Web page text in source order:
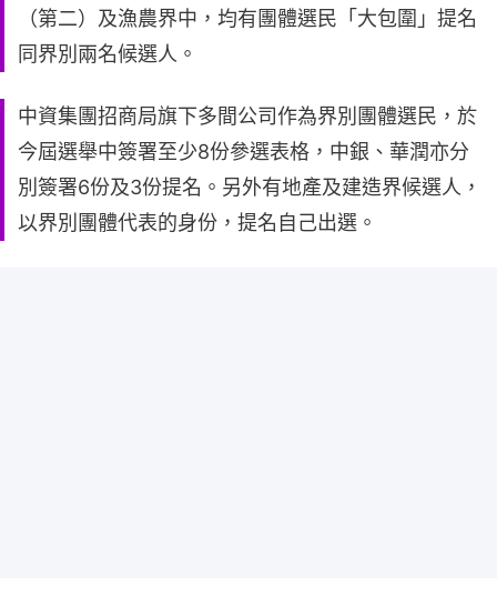
（第二）及漁農界中，均有團體選民「大包圍」提名
同界別兩名候選人。
中資集團招商局旗下多間公司作為界別團體選民，於
今屆選舉中簽署至少8份參選表格，中銀、華潤亦分
別簽署6份及3份提名。另外有地產及建造界候選人，
以界別團體代表的身份，提名自己出選。